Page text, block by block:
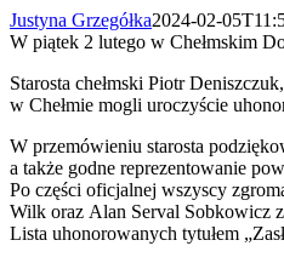
Justyna Grzegółka2024-02-
W piątek 2 lutego w Chełmskim
Starosta chełmski Piotr
w Chełmie mogli uroczyście
W przemówieniu starosta
a także godne reprezentowanie
Po części oficjalnej wszyscy
Wilk oraz Alan Serval Sobkowicz
Lista uhonorowanych tytułem